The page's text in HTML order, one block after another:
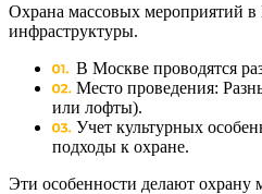
Охрана массовых мероприятий в
инфраструктуры.
В Москве проводятся
Место проведения:
или лофты).
Учет культурных
подходы к охране.
Эти особенности делают охрану